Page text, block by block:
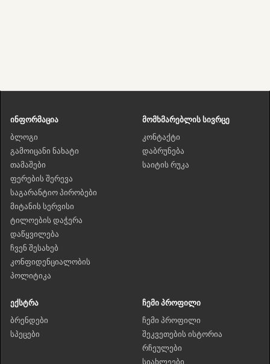
ინფორმაცია
ბლოგი
გამოიცანი ნახატი
თამაშები
ფერების შერევა
საგარანტიო პირობები
მიტანის სერვისი
ტილოების დაჭერა
დაწყვილება
ჩვენ შესახებ
კონფიდენციალობის
პოლიტიკა
მომხმარებლის სივრცე
კონტაქტი
დაბრუნება
საიტის რუკა
ექსტრა
ბრენდები
სპეცები
ჩემი პროფილი
ჩემი პროფილი
შეკვეთების ისტორია
რჩეულები
სიახლეები